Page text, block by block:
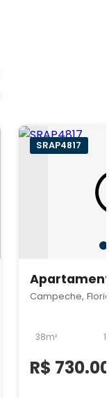
SRAP4817
Campeche,
38m² 1
R$